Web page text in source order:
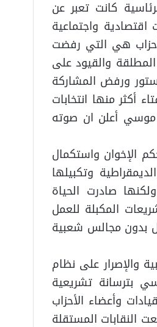
كانت تعبر عن
واجتماعية
2015 وحتى الآن. هذه الأحزاب هي التي رفضت
والقيود على
ورفض المشاركة
أكثر منها انتخابات
موسي أعلن ان صوته
الإخوان واستكمال
وتكبيلها
فقط ولكنها صادرت الحياة
المكبلة للعمل
في الحياة العامة. ويكفي ان مصر منذ 2011 تعمل بدون مجالس شعبية
والإصرار على نظام
بترسانة تشريعية
وأعضاء الأحزاب
النقابات المستقلة